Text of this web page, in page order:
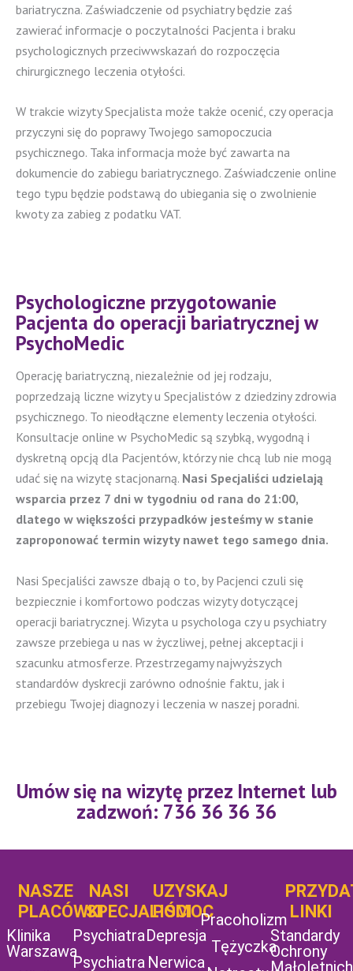
bariatryczna. Zaświadczenie od psychiatry będzie zaś
zawierać informacje o poczytalności Pacjenta i braku
psychologicznych przeciwwskazań do rozpoczęcia
chirurgicznego leczenia otyłości.
W trakcie wizyty Specjalista może także ocenić, czy operacja
przyczyni się do poprawy Twojego samopoczucia
psychicznego. Taka informacja może być zawarta na
dokumencie do zabiegu bariatrycznego. Zaświadczenie online
tego typu będzie podstawą do ubiegania się o zwolnienie
kwoty za zabieg z podatku VAT.
Psychologiczne przygotowanie
Pacjenta do operacji bariatrycznej w
PsychoMedic
Operację bariatryczną, niezależnie od jej rodzaju,
poprzedzają liczne wizyty u Specjalistów z dziedziny zdrowia
psychicznego. To nieodłączne elementy leczenia otyłości.
Konsultacje online w PsychoMedic są szybką, wygodną i
dyskretną opcją dla Pacjentów, którzy nie chcą lub nie mogą
udać się na wizytę stacjonarną. Nasi Specjaliści udzielają
wsparcia przez 7 dni w tygodniu od rana do 21:00,
dlatego w większości przypadków jesteśmy w stanie
zaproponować termin wizyty nawet tego samego dnia.
Nasi Specjaliści zawsze dbają o to, by Pacjenci czuli się
bezpiecznie i komfortowo podczas wizyty dotyczącej
operacji bariatrycznej. Wizyta u psychologa czy u psychiatry
zawsze przebiega u nas w życzliwej, pełnej akceptacji i
szacunku atmosferze. Przestrzegamy najwyższych
standardów dyskrecji zarówno odnośnie faktu, jak i
przebiegu Twojej diagnozy i leczenia w naszej poradni.
Umów się na wizytę przez Internet lub
zadzwoń: 736 36 36 36
NASZE
PLACÓWKI
Klinika
Warszawa
NASI
SPECJALIŚCI
Psychiatra
Psychiatra
UZYSKAJ
POMOC
Depresja
Nerwica
UZYSKAJ
POMOC
Pracoholizm
Tężyczka
LINKI
Standardy
Ochrony